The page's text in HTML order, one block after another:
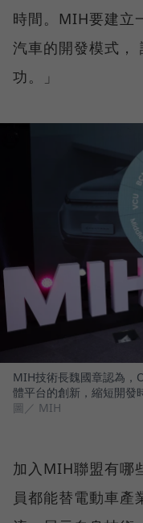
時間。MIH要建立
汽車的開發模式，
功。」
MIH技術長魏國章認為，
體平台的創新，縮短開發
圖／ MIH
加入MIH聯盟有哪
員都能替電動車產